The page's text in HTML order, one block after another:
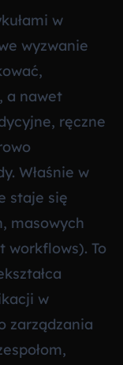
w
wyzwanie
a nawet
ręczne
Właśnie w
staje się
masowych
workflows). To
w
zarządzania